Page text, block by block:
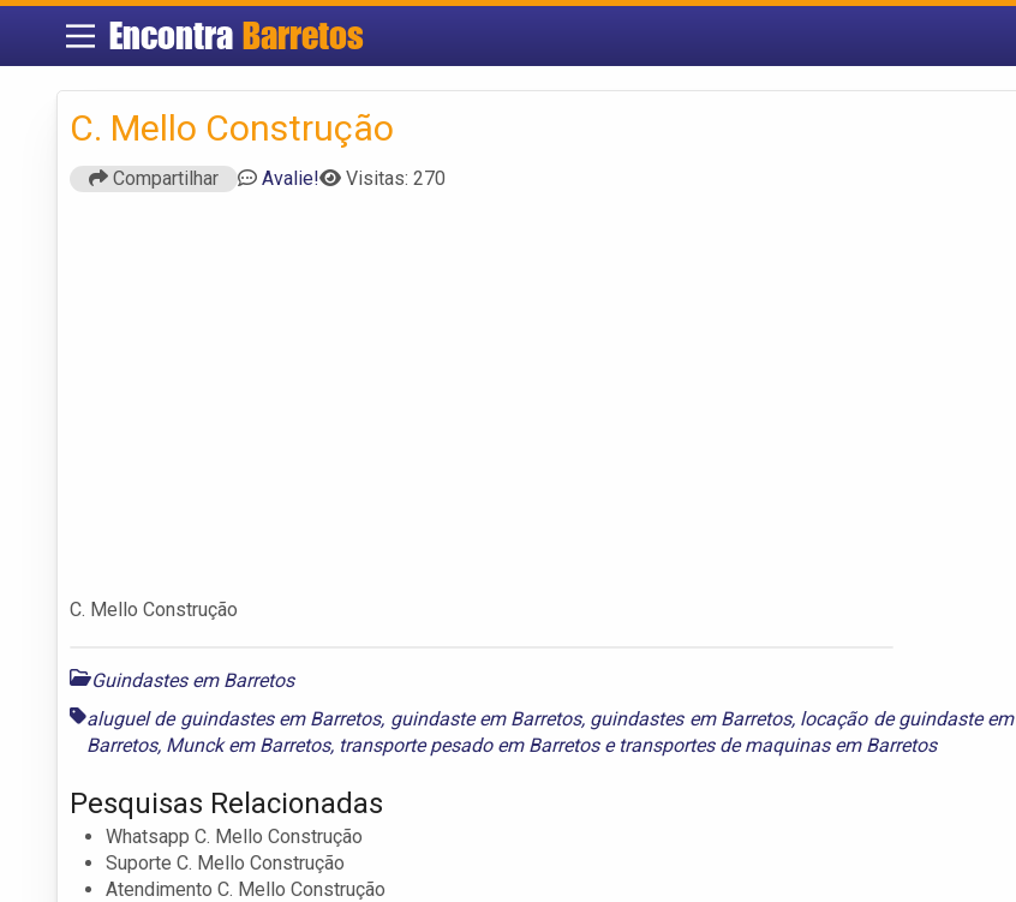
EncontraBarretos
C. Mello Construção
Compartilhar Avalie! Visitas: 270
C. Mello Construção
Guindastes em Barretos
aluguel de guindastes em Barretos, guindaste em Barretos, guindastes em Barretos, locação de guindaste em
Barretos, Munck em Barretos, transporte pesado em Barretose transportes de maquinas em Barretos
Pesquisas Relacionadas
Whatsapp C. Mello Construção
Suporte C. Mello Construção
Atendimento C. Mello Construção